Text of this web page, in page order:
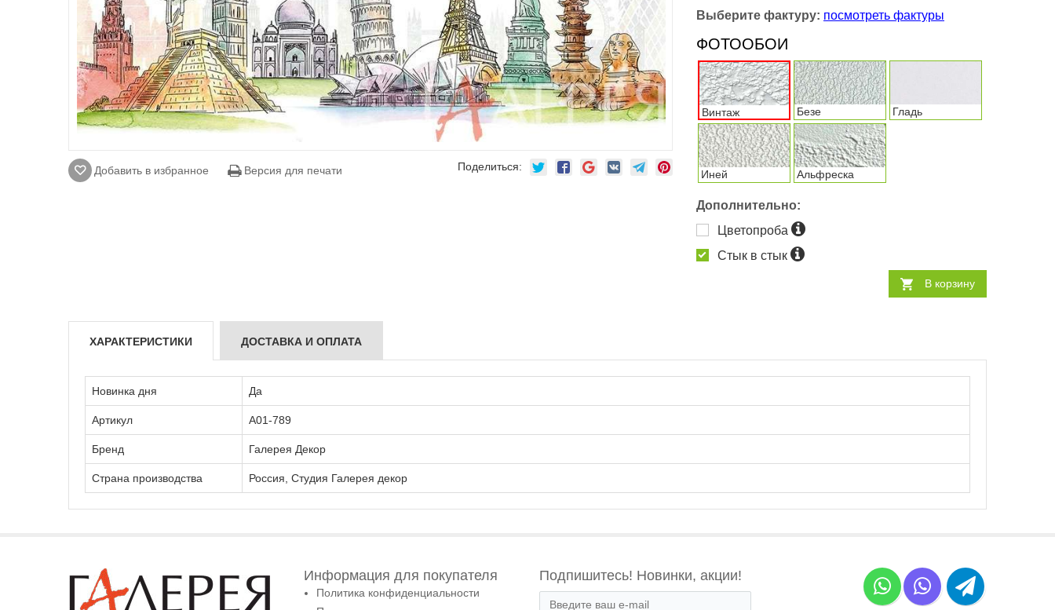
Добавить в избранное Версия для печати Поделиться:
Выберите фактуру: посмотреть фактуры
ФОТООБОИ
Винтаж Безе Гладь
Иней Альфреска
Дополнительно:
Цветопроба
Стык в стык
В корзину
ХАРАКТЕРИСТИКИ ДОСТАВКА И ОПЛАТА
Новинка дня Да
Артикул А01-789
Бренд Галерея Декор
Страна производства Россия, Студия Галерея декор
Информация для покупателя
Политика конфиденциальности
Подпишитесь! Новинки, акции!